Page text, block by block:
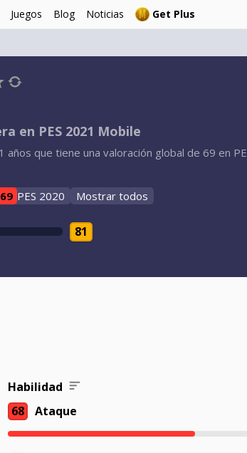
Juegos Blog Noticias Get Plus
en PES 2021 Mobile
que tiene una valoración global de 69 en
69 PES 2020 Mostrar todos
81
Habilidad
68
Ataque